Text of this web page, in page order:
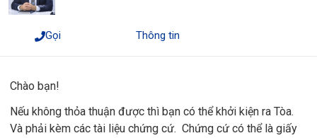
Gọi Thông tin
Chào bạn!
Nếu không thỏa thuận được thì bạn có thể khởi kiện ra Tòa.
Và phải kèm các tài liệu chứng cứ. Chứng cứ có thể là giấy